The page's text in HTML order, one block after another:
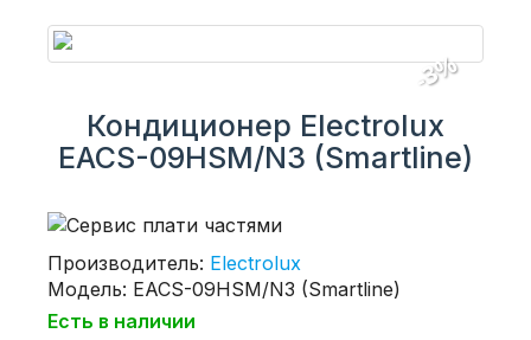
-3%
Кондиционер Electrolux
EACS-09HSM/N3 (Smartline)
Производитель: Electrolux
Модель: EACS-09HSM/N3 (Smartline)
Есть в наличии